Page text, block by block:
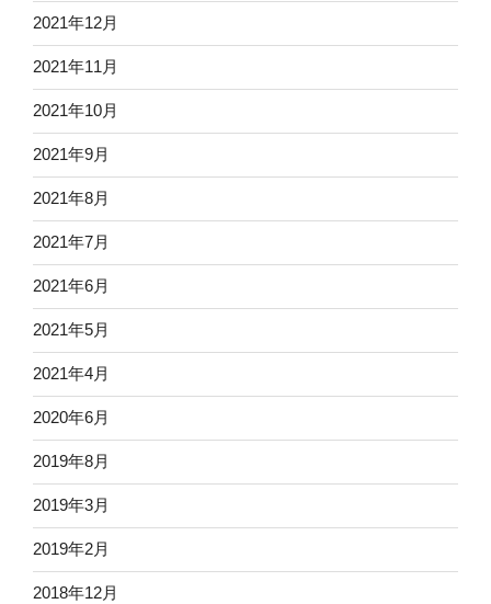
2021年12月
2021年11月
2021年10月
2021年9月
2021年8月
2021年7月
2021年6月
2021年5月
2021年4月
2020年6月
2019年8月
2019年3月
2019年2月
2018年12月